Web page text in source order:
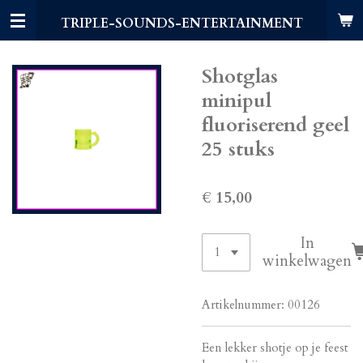
Ga
de
hoofdinhoud
TRIPLE-SOUNDS-ENTERTAINMENT
Shotglas
minipul
fluoriserend geel
25 stuks
€ 15,00
In
winkelwagen
Artikelnummer: 00126
Een lekker shotje op je feest